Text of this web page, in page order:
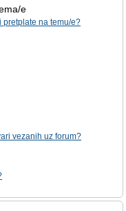
e
pretplate na temu/e?
vezanih uz forum?